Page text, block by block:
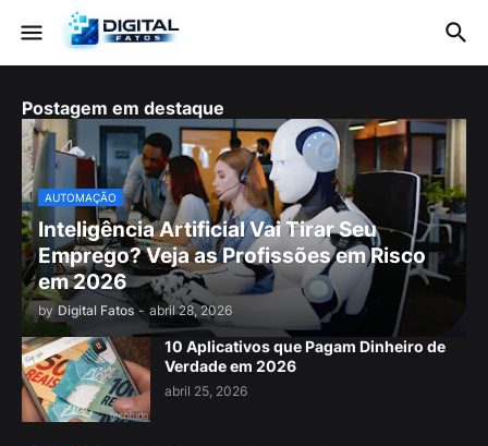
Postagem em destaque
AUTOMAÇÃO
Inteligência Artificial Vai Tirar Seu
Emprego? Veja as Profissões em Risco
em 2026
by Digital Fatos - abril 28, 2026
10 Aplicativos que Pagam Dinheiro de
Verdade em 2026
abril 25, 2026